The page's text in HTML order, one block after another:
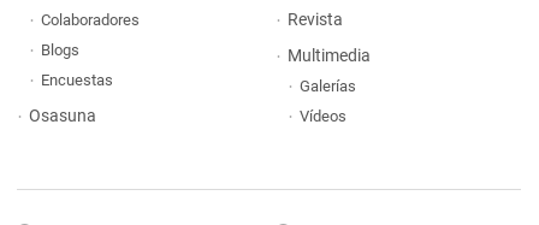
Colaboradores
Blogs
Encuestas
Osasuna
Revista
Multimedia
Galerías
Vídeos